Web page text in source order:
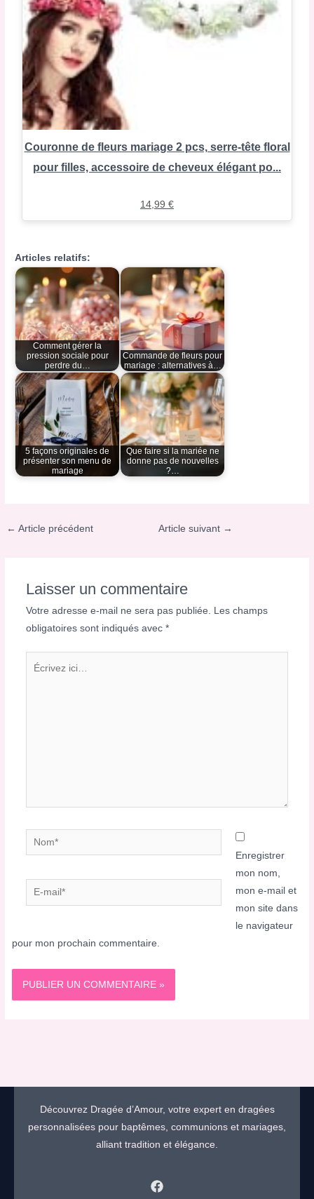
Couronne de fleurs mariage 2 pcs, serre-tête floral
pour filles, accessoire de cheveux élégant po...
14,99 €
Articles relatifs:
Comment gérer la
pression sociale pour
perdre du…
Commande de fleurs pour
mariage : alternatives à…
5 façons originales de
présenter son menu de
mariage
Que faire si la mariée ne
donne pas de nouvelles
?…
← Article précédent Article suivant →
Laisser un commentaire
Votre adresse e-mail ne sera pas publiée. Les champs
obligatoires sont indiqués avec *
Nom*
E-
mail*
Enregistrer
mon nom,
mon e-mail et
mon site dans
le navigateur
pour mon prochain commentaire.
Découvrez Dragée d’Amour, votre expert en dragées
personnalisées pour baptêmes, communions et mariages,
alliant tradition et élégance.